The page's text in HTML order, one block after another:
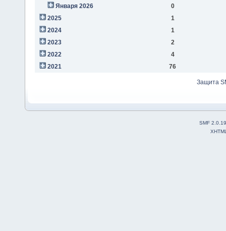
Января 2026
0
2025
1
2024
1
2023
2
2022
4
2021
76
Защита
SMF 2.0.19